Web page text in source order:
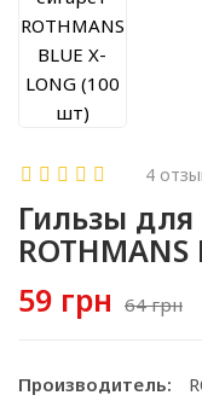
4
Гильзы
59 грн 64 грн
Производитель: